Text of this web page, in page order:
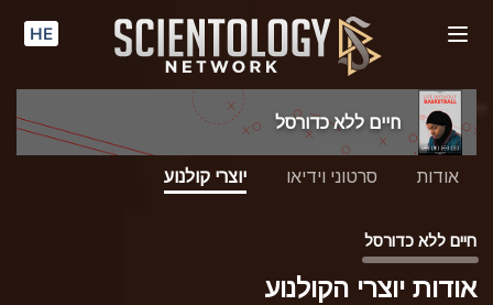
HE
חיים ללא כדורסל
אודות סרטוני וידיאו יוצרי קולנוע
חיים ללא כדורסל
אודות יוצרי הקולנוע